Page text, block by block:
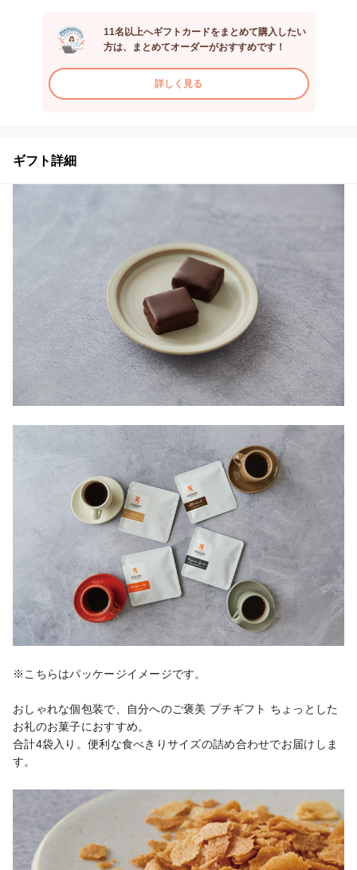
11名以上へギフトカードをまとめて購入したい
方は、まとめてオーダーがおすすめです！
詳しく見る
ギフト詳細
※こちらはパッケージイメージです。
おしゃれな個包装で、自分へのご褒美 プチギフト ちょっとした
お礼のお菓子におすすめ。
合計4袋入り。便利な食べきりサイズの詰め合わせでお届けしま
す。